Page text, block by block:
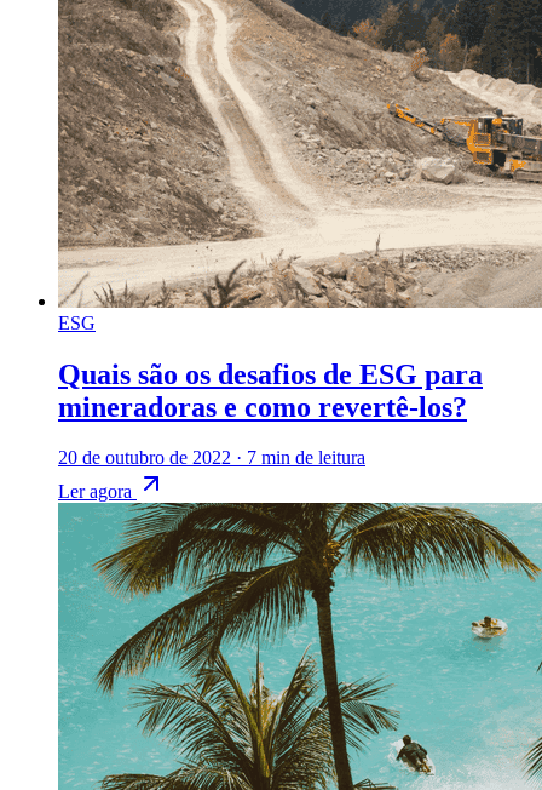
ESG
Quais são os desafios de ESG para
mineradoras e como revertê-los?
20 de outubro de 2022 · 7 min de leitura
Ler agora